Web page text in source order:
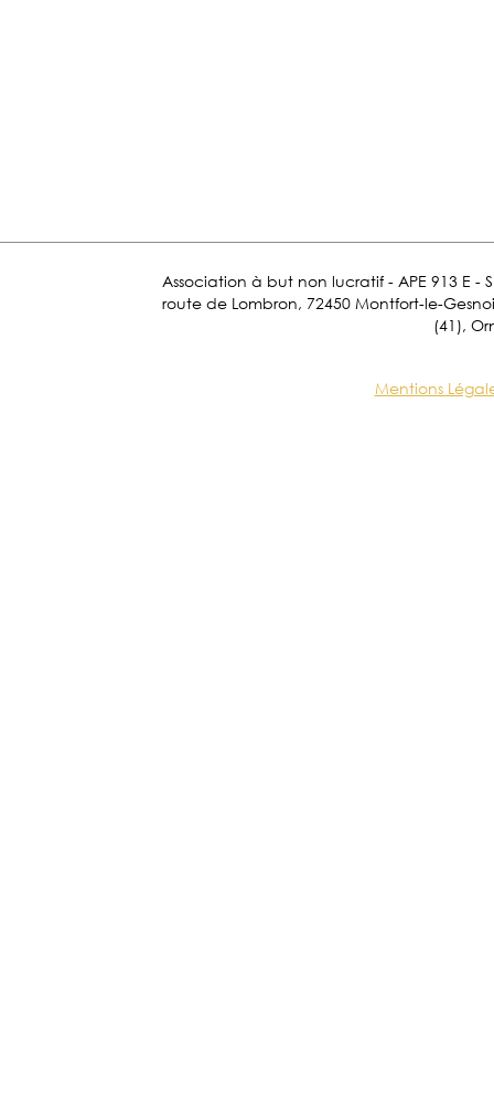
Association à but non lucratif - APE 913 E -
route de Lombron, 72450 Montfort-le-
(41),
Mentions